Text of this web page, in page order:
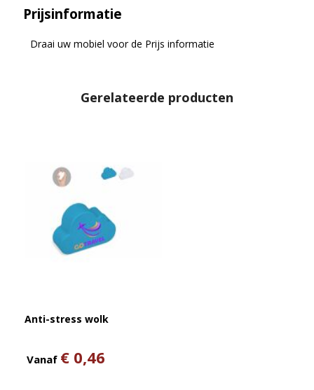
Prijsinformatie
Draai uw mobiel voor de Prijs informatie
Gerelateerde producten
Anti-stress wolk
Vanaf € 0,46